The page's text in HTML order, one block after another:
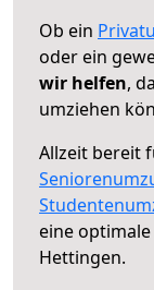
Ob ein
oder ein
wir helfen,
umziehen
Allzeit bereit
eine optimale
Hettingen.